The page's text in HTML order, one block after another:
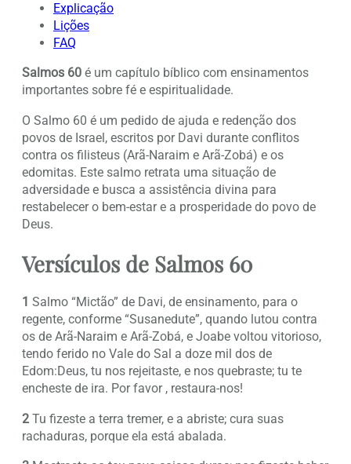
Explicação
Lições
FAQ
Salmos 60 é um capítulo bíblico com ensinamentos
importantes sobre fé e espiritualidade.
O Salmo 60 é um pedido de ajuda e redenção dos
povos de Israel, escritos por Davi durante conflitos
contra os filisteus (Arã-Naraim e Arã-Zobá) e os
edomitas. Este salmo retrata uma situação de
adversidade e busca a assistência divina para
restabelecer o bem-estar e a prosperidade do povo de
Deus.
Versículos de Salmos 60
1 Salmo “Mictão” de Davi, de ensinamento, para o
regente, conforme “Susanedute”, quando lutou contra
os de Arã-Naraim e Arã-Zobá, e Joabe voltou vitorioso,
tendo ferido no Vale do Sal a doze mil dos de
Edom:Deus, tu nos rejeitaste, e nos quebraste; tu te
encheste de ira. Por favor , restaura-nos!
2 Tu fizeste a terra tremer, e a abriste; cura suas
rachaduras, porque ela está abalada.